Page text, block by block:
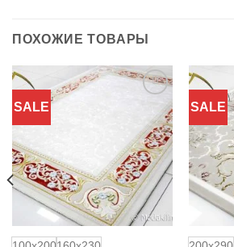
ПОХОЖИЕ ТОВАРЫ
SALE
избранное
SALE